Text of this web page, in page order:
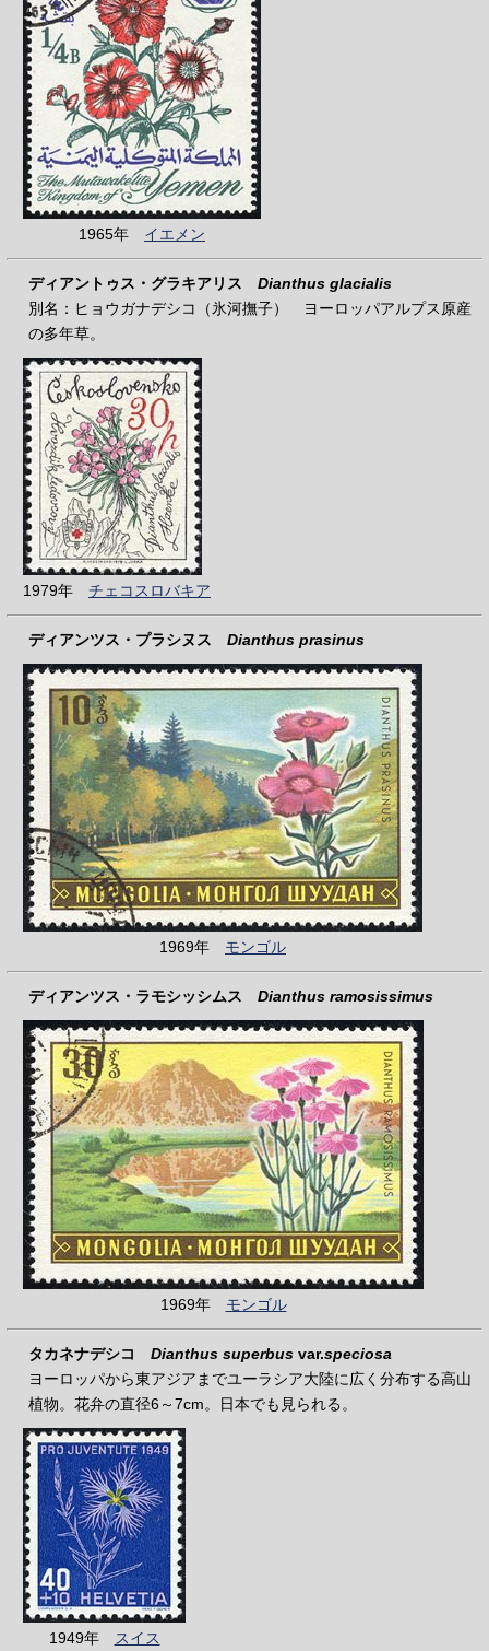
1965年 イエメン
ディアントゥス・グラキアリス Dianthus glacialis
別名：ヒョウガナデシコ（氷河撫子） ヨーロッパアルプス原産
の多年草。
1979年 チェコスロバキア
ディアンツス・プラシヌス Dianthus prasinus
1969年 モンゴル
ディアンツス・ラモシッシムス Dianthus ramosissimus
1969年 モンゴル
タカネナデシコ Dianthus superbus var.speciosa
ヨーロッパから東アジアまでユーラシア大陸に広く分布する高山
植物。花弁の直径6～7cm。日本でも見られる。
1949年 スイス